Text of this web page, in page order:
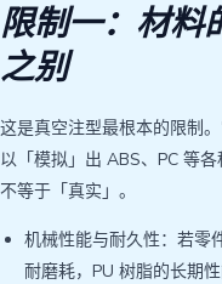
限制一：材料
之别
这是真空注型最根本的限制
以「模拟」出 ABS、PC 等
不等于「真实」。
机械性能与耐久性：若零
耐磨耗，PU 树脂的长期